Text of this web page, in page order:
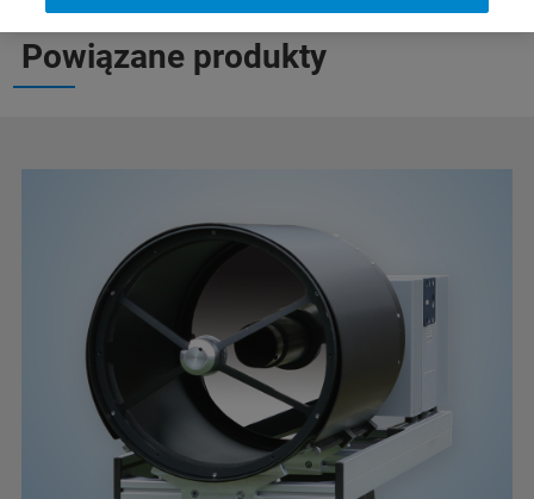
TELEDETEKCJA
Powiązane produkty